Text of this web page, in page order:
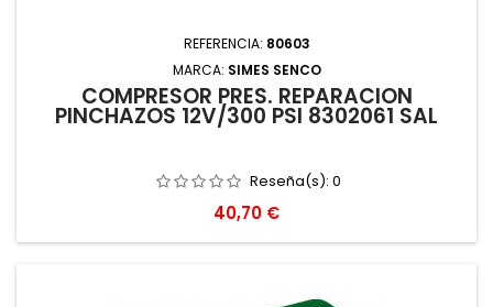
REFERENCIA: 80603
MARCA: SIMES SENCO
COMPRESOR PRES. REPARACION
PINCHAZOS 12V/300 PSI 8302061 SAL
Reseña(s): 0
Precio
40,70 €